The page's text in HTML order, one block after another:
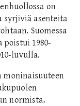
on
syrjiviä asenteita
Suomessa
poistui 1980-
luvulla.
moninaisuuteen
normista.